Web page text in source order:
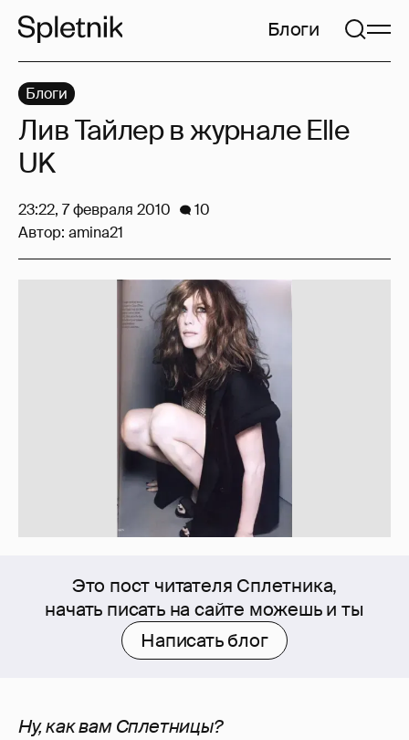
Блоги
Это пост читателя Сплетника,
начать писать на сайте можешь и ты
Написать блог
Ну, как вам Сплетницы?
Блоги
Лив Тайлер в журнале Elle
UK
23:22, 7 февраля 2010
10
Автор: amina21